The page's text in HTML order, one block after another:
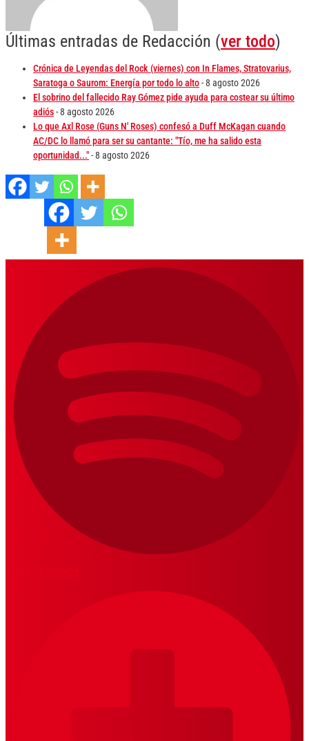
Últimas entradas de Redacción (ver todo)
Crónica de Leyendas del Rock (viernes) con In Flames, Stratovarius,
Saratoga o Saurom: Energía por todo lo alto- 8 agosto 2026
El sobrino del fallecido Ray Gómez pide ayuda para costear su último
adiós- 8 agosto 2026
Lo que Axl Rose (Guns N' Roses) confesó a Duff McKagan cuando
AC/DC lo llamó para ser su cantante: "Tío, me ha salido esta
oportunidad..."- 8 agosto 2026